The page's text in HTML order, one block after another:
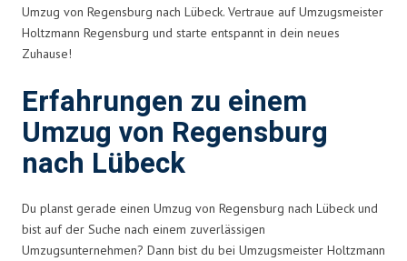
Umzug von Regensburg nach Lübeck. Vertraue auf Umzugsmeister
Holtzmann Regensburg und starte entspannt in dein neues
Zuhause!
Erfahrungen zu einem
Umzug von Regensburg
nach Lübeck
Du planst gerade einen Umzug von Regensburg nach Lübeck und
bist auf der Suche nach einem zuverlässigen
Umzugsunternehmen? Dann bist du bei Umzugsmeister Holtzmann